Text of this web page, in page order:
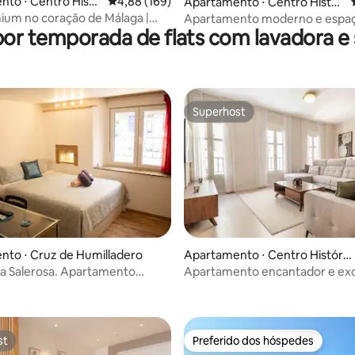
no coração de Málaga |
ico
Apartamento moderno e
Centro | REMS
temporada de flats com lavadora e
de 5, 86 avaliações
⋅ Cruz de Humilladero
Salerosa. Apartamento
Superhost
Superhost
Apartamento ⋅ Centro Históric
o
Apartamento encantador e
Preferido dos hóspedes
Preferido dos hóspedes